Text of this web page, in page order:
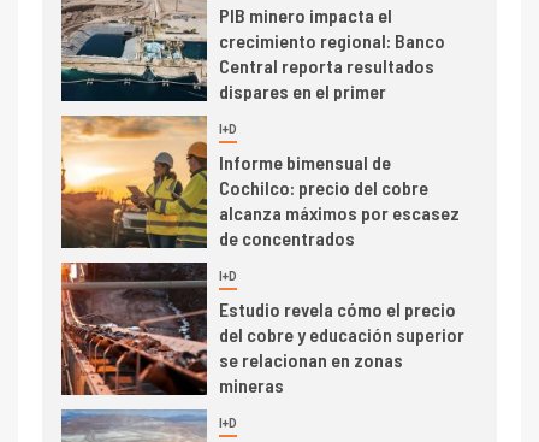
PIB minero impacta el
crecimiento regional: Banco
Central reporta resultados
dispares en el primer
4 I+D
Informe bimensual de
Cochilco: precio del cobre
alcanza máximos por escasez
de concentrados
5 I+D
Estudio revela cómo el precio
del cobre y educación superior
se relacionan en zonas
mineras
6 I+D